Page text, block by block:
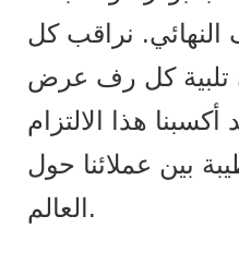
النهائي. نراقب كل
تلبية كل رف عرض
هذا الالتزام
بين عملائنا حول
العالم.